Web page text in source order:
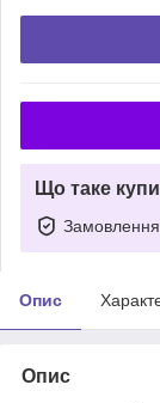
Що таке
Замовлення
Опис
Опис